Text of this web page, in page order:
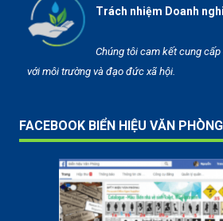
Trách nhiệm Doanh
Chúng tôi cam kết cung
với môi trường và đạo đức xã hội.
FACEBOOK BIỂN HIỆU VĂN PHÒNG